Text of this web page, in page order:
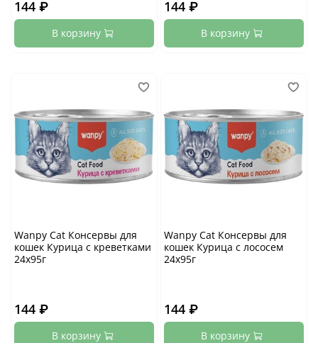
144 ₽
В корзину
144 ₽
В корзину
Wanpy Cat Консервы для
кошек Курица с креветками
24х95г
144 ₽
В корзину
Wanpy Cat Консервы для
кошек Курица с лососем
24х95г
144 ₽
В корзину